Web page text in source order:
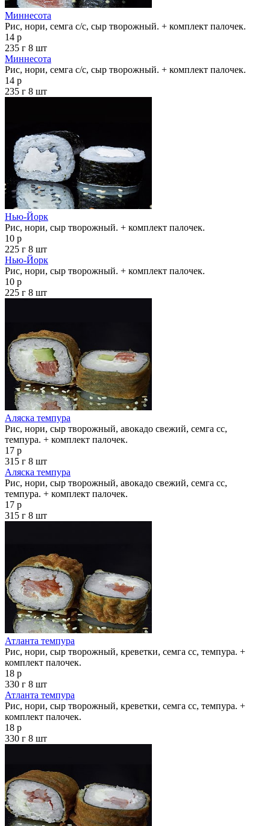
Миннесота
Рис, нори, семга с/с, сыр творожный. + комплект палочек.
14 р
235 г 8 шт
Миннесота
Рис, нори, семга с/с, сыр творожный. + комплект палочек.
14 р
235 г 8 шт
Нью-Йорк
Рис, нори, сыр творожный. + комплект палочек.
10 р
225 г 8 шт
Нью-Йорк
Рис, нори, сыр творожный. + комплект палочек.
10 р
225 г 8 шт
Аляска темпура
Рис, нори, сыр творожный, авокадо свежий, семга сс,
темпура. + комплект палочек.
17 р
315 г 8 шт
Аляска темпура
Рис, нори, сыр творожный, авокадо свежий, семга сс,
темпура. + комплект палочек.
17 р
315 г 8 шт
Атланта темпура
Рис, нори, сыр творожный, креветки, семга сс, темпура. +
комплект палочек.
18 р
330 г 8 шт
Атланта темпура
Рис, нори, сыр творожный, креветки, семга сс, темпура. +
комплект палочек.
18 р
330 г 8 шт